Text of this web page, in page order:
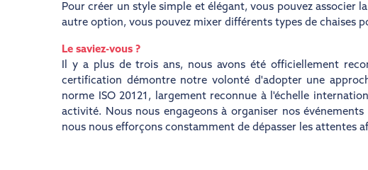
Pour créer un style simple et élégant, vous pouvez associer
autre option, vous pouvez mixer différents types de chaises
Le saviez-vous ?
Il y a plus de trois ans, nous avons été officiellement
certification démontre notre volonté d'adopter une
norme ISO 20121, largement reconnue à l'échelle
activité. Nous nous engageons à organiser nos
nous nous efforçons constamment de dépasser les attentes